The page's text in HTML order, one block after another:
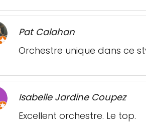
Pat Calahan
Orchestre unique dans ce
Isabelle Jardine Coupez
Excellent orchestre. Le top.